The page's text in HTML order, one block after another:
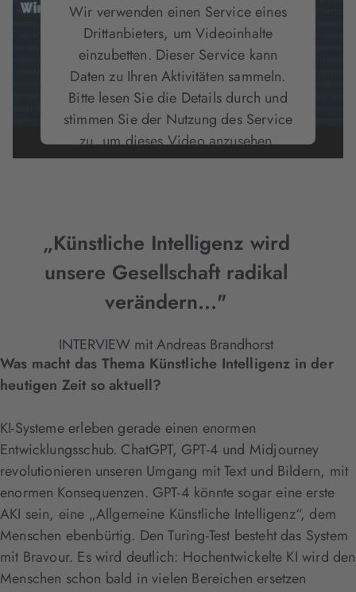
Wir verwenden einen Service eines
Drittanbieters, um Videoinhalte
einzubetten. Dieser Service kann
Daten zu Ihren Aktivitäten sammeln.
Bitte lesen Sie die Details durch und
stimmen Sie der Nutzung des Service
zu, um dieses Video anzusehen.
Akzeptieren
„Künstliche Intelligenz wird
unsere Gesellschaft radikal
verändern..."
INTERVIEW mit Andreas Brandhorst
Was macht das Thema Künstliche Intelligenz in der
heutigen Zeit so aktuell?
KI-Systeme erleben gerade einen enormen
Entwicklungsschub. ChatGPT, GPT-4 und Midjourney
revolutionieren unseren Umgang mit Text und Bildern, mit
enormen Konsequenzen. GPT-4 könnte sogar eine erste
AKI sein, eine „Allgemeine Künstliche Intelligenz“, dem
Menschen ebenbürtig. Den Turing-Test besteht das System
mit Bravour. Es wird deutlich: Hochentwickelte KI wird den
Menschen schon bald in vielen Bereichen ersetzen